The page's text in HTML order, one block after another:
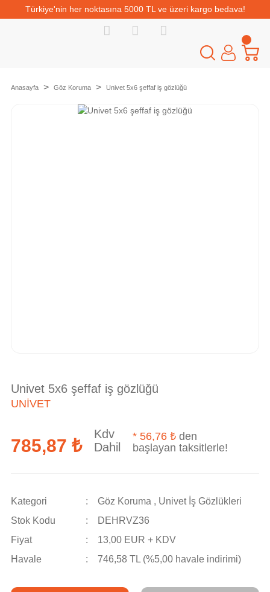
Türkiye'nin her noktasına 5000 TL ve üzeri kargo bedava!
Anasayfa Göz Koruma Univet 5x6 şeffaf iş gözlüğü
Univet 5x6 şeffaf iş gözlüğü
UNIVET
785,87 ₺
Kdv
Dahil
* 56,76 ₺ den
başlayan taksitlerle!
Kategori Göz Koruma , Univet İş Gözlükleri
Stok Kodu
DEHRVZ36
Fiyat
13,00 EUR + KDV
Havale
746,58 TL (%5,00 havale indirimi)